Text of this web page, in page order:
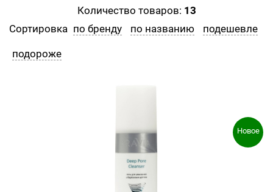
Количество товаров: 13
Сортировка по бренду по названию подешевле
подороже
Новое